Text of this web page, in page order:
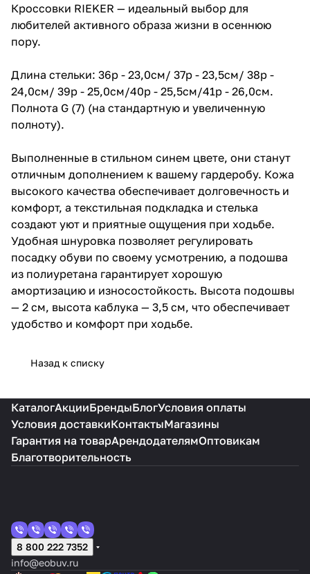
Кроссовки RIEKER — идеальный выбор для
любителей активного образа жизни в осеннюю
пору.
Длина стельки: 36р - 23,0см/ 37р - 23,5см/ 38р -
24,0см/ 39р - 25,0см/40р - 25,5см/41р - 26,0см.
Полнота G (7) (на стандартную и увеличенную
полноту).
Выполненные в стильном синем цвете, они станут
отличным дополнением к вашему гардеробу. Кожа
высокого качества обеспечивает долговечность и
комфорт, а текстильная подкладка и стелька
создают уют и приятные ощущения при ходьбе.
Удобная шнуровка позволяет регулировать
посадку обуви по своему усмотрению, а подошва
из полиуретана гарантирует хорошую
амортизацию и износостойкость. Высота подошвы
— 2 см, высота каблука — 3,5 см, что обеспечивает
удобство и комфорт при ходьбе.
Назад к списку
КаталогАкцииБрендыБлогУсловия оплаты
Условия доставкиКонтактыМагазины
Гарантия на товарАрендодателямОптовикам
Благотворительность
8 800 222 7352
info@eobuv.ru